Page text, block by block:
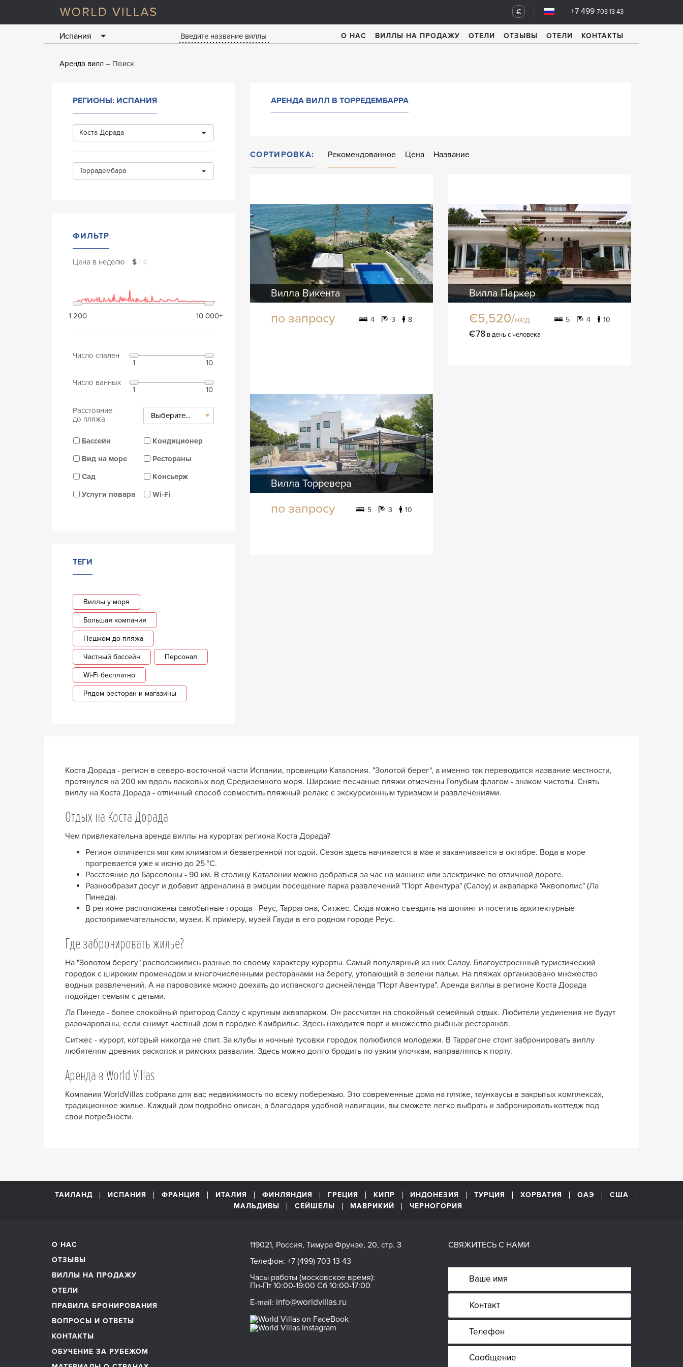
+7 499 703 13 43
€
Испания О НАС ВИЛЛЫ НА ПРОДАЖУ ОТЕЛИ ОТЗЫВЫ ОТЕЛИ КОНТАКТЫ
Аренда вилл Поиск
РЕГИОНЫ: ИСПАНИЯ
Коста Дорада
Торрадембара
ФИЛЬТР
Цена в неделю $ / €
1 200 10 000+
Число спален
1 10
Число ванных
1 10
Расстояние
до пляжа
Выберите...
Бассейн
Вид на море
Сад
Услуги повара
Кондиционер
Рестораны
Консьерж
Wi-Fi
ТЕГИ
Виллы у моря
Большая компания
Пешком до пляжа
Частный бассейн Персонал
Wi-Fi бесплатно
Рядом ресторан и магазины
АРЕНДА ВИЛЛ В ТОРРЕДЕМБАРРА
СОРТИРОВКА: Рекомендованное Цена Название
Вилла Викента
по запросу 4 3 8
Вилла Паркер
€5,520/нед 5 4 10
€78 в день с человека
Вилла Торревера
по запросу 5 3 10
Коста Дорада - регион в северо-восточной части Испании, провинции Каталония. "Золотой берег", а именно так переводится название местности,
протянулся на 200 км вдоль ласковых вод Средиземного моря. Широкие песчаные пляжи отмечены Голубым флагом - знаком чистоты. Снять
виллу на Коста Дорада - отличный способ совместить пляжный релакс с экскурсионным туризмом и развлечениями.
Отдых на Коста Дорада
Чем привлекательна аренда виллы на курортах региона Коста Дорада?
Регион отличается мягким климатом и безветренной погодой. Сезон здесь начинается в мае и заканчивается в октябре. Вода в море
прогревается уже к июню до 25 °C.
Расстояние до Барселоны - 90 км. В столицу Каталонии можно добраться за час на машине или электричке по отличной дороге.
Разнообразит досуг и добавит адреналина в эмоции посещение парка развлечений "Порт Авентура" (Салоу) и аквапарка "Аквополис" (Ла
Пинеда).
В регионе расположены самобытные города - Реус, Таррагона, Ситжес. Сюда можно съездить на шопинг и посетить архитектурные
достопримечательности, музеи. К примеру, музей Гауди в его родном городе Реус.
Где забронировать жилье?
На "Золотом берегу" расположились разные по своему характеру курорты. Самый популярный из них Салоу. Благоустроенный туристический
городок с широким променадом и многочисленными ресторанами на берегу, утопающий в зелени пальм. На пляжах организовано множество
водных развлечений. А на паровозике можно доехать до испанского диснейленда "Порт Авентура". Аренда виллы в регионе Коста Дорада
подойдет семьям с детьми.
Ла Пинеда - более спокойный пригород Салоу с крупным аквапарком. Он рассчитан на спокойный семейный отдых. Любители уединения не будут
разочарованы, если снимут частный дом в городке Камбрильс. Здесь находится порт и множество рыбных ресторанов.
Ситжес - курорт, который никогда не спит. За клубы и ночные тусовки городок полюбился молодежи. В Таррагоне стоит забронировать виллу
любителям древних раскопок и римских развалин. Здесь можно долго бродить по узким улочкам, направляясь к порту.
Аренда в World Villas
Компания WorldVillas собрала для вас недвижимость по всему побережью. Это современные дома на пляже, таунхаусы в закрытых комплексах,
традиционное жилье. Каждый дом подробно описан, а благодаря удобной навигации, вы сможете легко выбрать и забронировать коттедж под
свои потребности.
ТАИЛАНД ИСПАНИЯ ФРАНЦИЯ ИТАЛИЯ ФИНЛЯНДИЯ ГРЕЦИЯ КИПР ИНДОНЕЗИЯ ТУРЦИЯ ХОРВАТИЯ ОАЭ
США
МАЛЬДИВЫ
СЕЙШЕЛЫ МАВРИКИЙ ЧЕРНОГОРИЯ
О НАС
ОТЗЫВЫ
ВИЛЛЫ НА ПРОДАЖУ
ОТЕЛИ
ПРАВИЛА БРОНИРОВАНИЯ
ВОПРОСЫ И ОТВЕТЫ
КОНТАКТЫ
ОБУЧЕНИЕ ЗА РУБЕЖОМ
119021, Россия, Тимура Фрунзе, 20, стр. 3
Телефон: +7 (499) 703 13 43
Часы работы (московское время):
Пн-Пт 10:00-19:00 Сб 10:00-17:00
E-mail: info@worldvillas.ru
СВЯЖИТЕСЬ С НАМИ